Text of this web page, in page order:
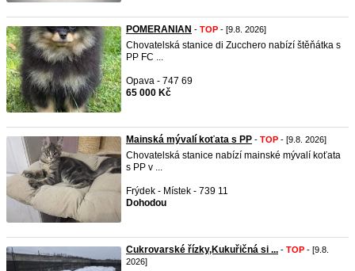
POMERANIAN - TOP - [9.8. 2026]
Chovatelská stanice di Zucchero nabízí štěňátka s
PP FC ...
Opava - 747 69
65 000 Kč
Mainská mývalí koťata s PP - TOP - [9.8. 2026]
Chovatelská stanice nabízí mainské mývalí koťata
s PP v ...
Frýdek - Místek - 739 11
Dohodou
Cukrovarské řízky,Kukuřičná si ... - TOP - [9.8.
2026]